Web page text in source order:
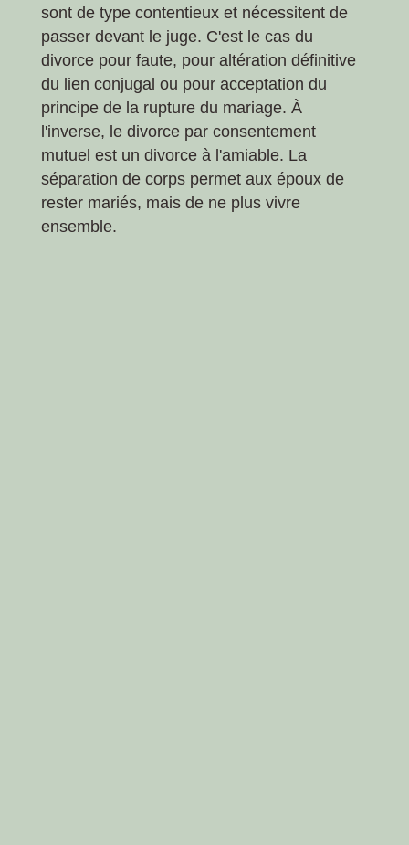
sont de type contentieux et nécessitent de
passer devant le juge. C'est le cas du
divorce pour faute, pour altération définitive
du lien conjugal ou pour acceptation du
principe de la rupture du mariage. À
l'inverse, le divorce par consentement
mutuel est un divorce à l'amiable. La
séparation de corps permet aux époux de
rester mariés, mais de ne plus vivre
ensemble.